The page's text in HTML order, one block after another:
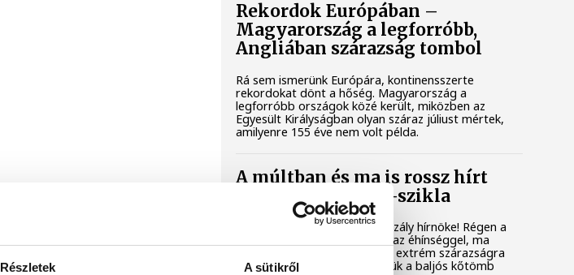
Részletek A sütikről
Rekordok Európában –
Magyarország a legforróbb,
Angliában szárazság tombol
Rá sem ismerünk Európára, kontinensszerte
rekordokat dönt a hőség. Magyarország a
legforróbb országok közé került, miközben az
Egyesült Királyságban olyan száraz júliust mértek,
amilyenre 155 éve nem volt példa.
A múltban és ma is rossz hírt
hoz a dunai Ínség-szikla
Újra kilátszik a Dunából az aszály hírnöke! Régen a
felbukkanása egyet jelentett az éhínséggel, ma
pedig a klímaváltozás okozta extrém szárazságra
hívja fel a figyelmet. Elmeséljük a baljós kőtömb